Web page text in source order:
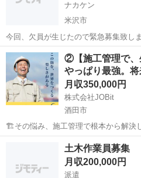
ナカケン
米沢市
今回、欠員が生じたので緊急募集致します (業務内容) 土工 (作業
手元作業、4tダンプ運転、重機オペレーター (勤務地) 郡山周
(給与) 週払い制度有り (
山形 米沢市 測量 重機
②【施工管理で、
やっぱり最強。
月収350,000円
株式会社JOBit
酒田市
🏗️その悩み、施工管理で根本から解決しませんか？
どんな仕事？ 現場の「司令塔」として
理する仕事です。 未経験でも安心の研
高待遇で優遇！ ...
土木 最強
土木作業員募集
月収200,000円
派遣